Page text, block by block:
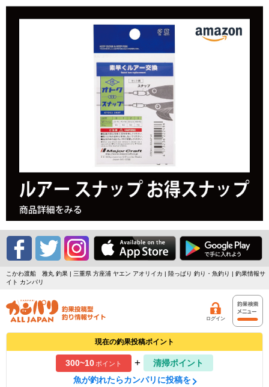
こかわ渡船 雅丸 釣果 | 三重県 方座浦 ヤエン アオリイカ | 陸っぱり 釣り・魚釣り | 釣果情報サ
イト カンパリ
ログイン
現在の釣果投稿ポイント
300~10ポイント +
清掃ポイント
魚が釣れたらカンパリに投稿を